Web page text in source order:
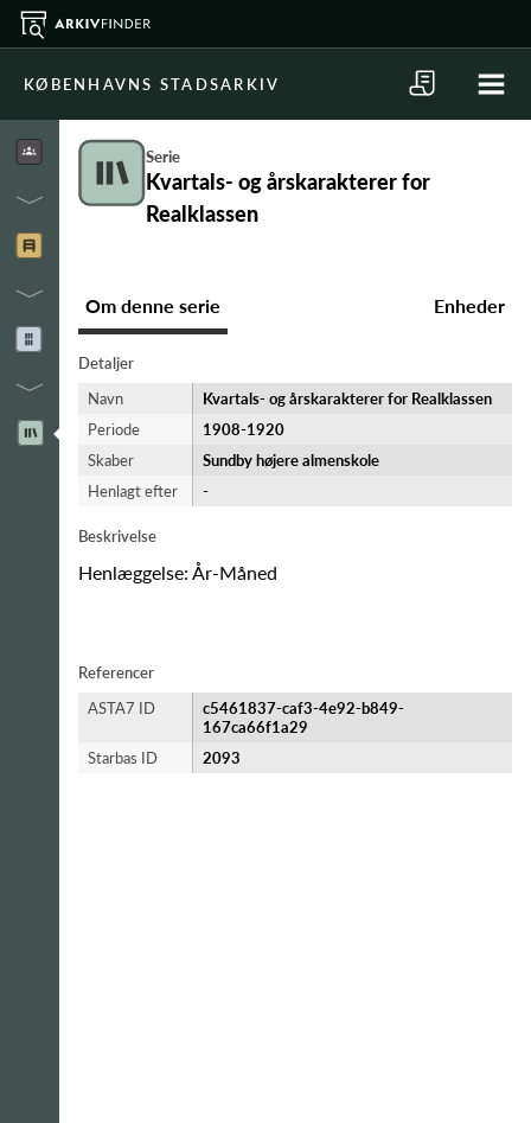
KØBENHAVNS STADSARKIV
Serie
Kvartals- og årskarakterer for
Realklassen
Om denne serie Enheder
Detaljer
Navn
Kvartals- og årskarakterer for Realklassen
Periode
1908-​1920
Skaber
Sundby højere almenskole
Henlagt efter
-
Beskrivelse
Henlæggelse: År-Måned
Referencer
ASTA7 ID
c5461837-caf3-4e92-b849-
167ca66f1a29
Starbas ID
2093